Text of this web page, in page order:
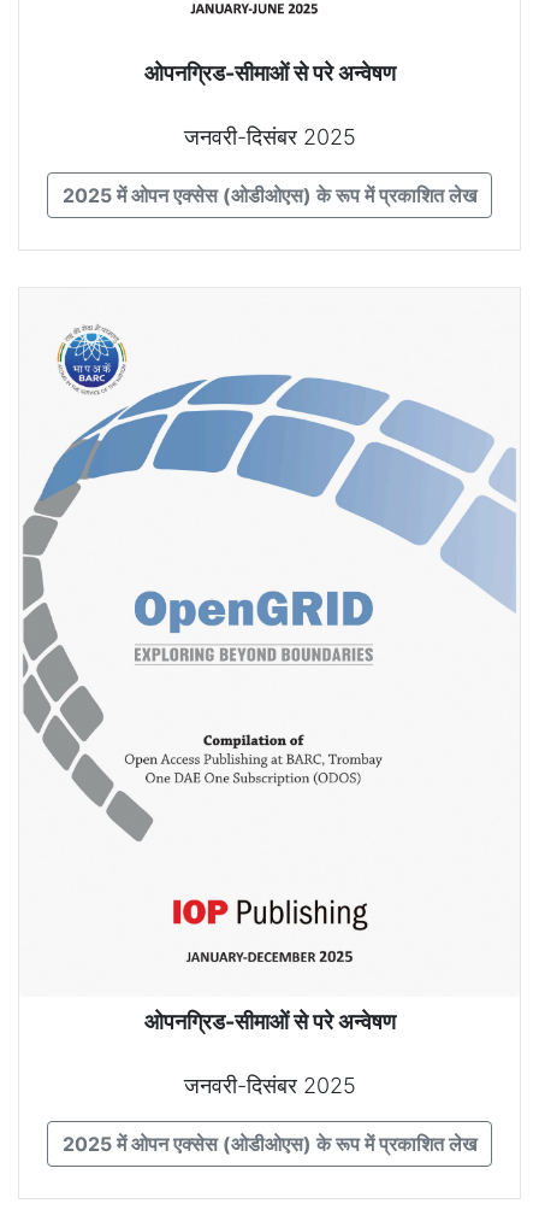
ओपनग्रिड-सीमाओं से परे अन्वेषण
जनवरी-दिसंबर 2025
2025 में ओपन एक्सेस (ओडीओएस) के रूप में प्रकाशित लेख
ओपनग्रिड-सीमाओं से परे अन्वेषण
जनवरी-दिसंबर 2025
2025 में ओपन एक्सेस (ओडीओएस) के रूप में प्रकाशित लेख